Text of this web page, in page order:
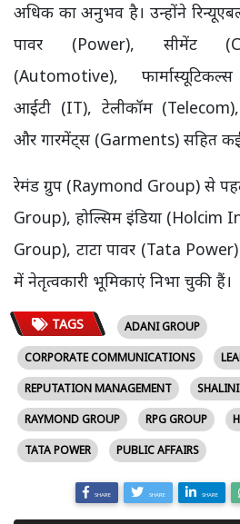
अधिक का अनुभव है। उन्होंने
पावर (Power), सीमेंट
(Automotive),
आईटी (IT), टेलीकॉम
और गारमेंट्स (Garments) सहित कई
रेमंड ग्रुप (Raymond Group) से
Group), होल्सिम इंडिया (Holcim
Group), टाटा पावर (Tata
में नेतृत्वकारी भूमिकाएं निभा चुकी हैं।
TAGS
ADANI GROUP
CORPORATE COMMUNICATIONS
REPUTATION MANAGEMENT
RAYMOND GROUP
RPG GROUP
TATA POWER
PUBLIC AFFAIRS
SHARE SHARE SHARE